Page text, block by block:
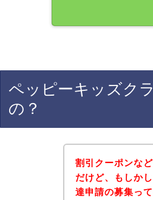
ペッピーキッズク
の？
割引クーポンな
だけど、もしか
達申請の募集っ